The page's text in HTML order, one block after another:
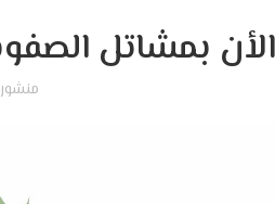
بمشاتل